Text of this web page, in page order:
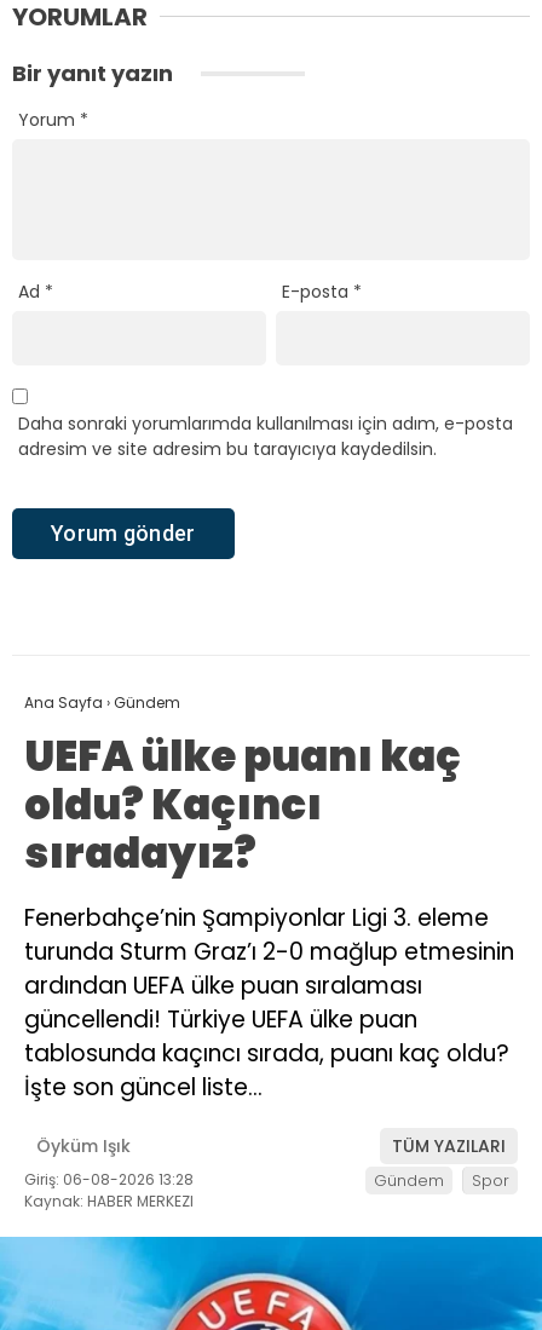
YORUMLAR
Bir yanıt yazın
Yorum *
Ad * E-posta *
Daha sonraki yorumlarımda kullanılması için adım, e-posta
adresim ve site adresim bu tarayıcıya kaydedilsin.
Ana Sayfa ›Gündem
UEFA ülke puanı kaç
oldu? Kaçıncı
sıradayız?
Fenerbahçe’nin Şampiyonlar Ligi 3. eleme
turunda Sturm Graz’ı 2-0 mağlup etmesinin
ardından UEFA ülke puan sıralaması
güncellendi! Türkiye UEFA ülke puan
tablosunda kaçıncı sırada, puanı kaç oldu?
İşte son güncel liste…
Öyküm Işık TÜM YAZILARI
Giriş: 06-08-2026 13:28
Kaynak: HABER MERKEZI
Gündem Spor